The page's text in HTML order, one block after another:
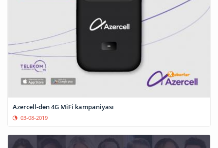
Azercell-dən 4G MiFi kampaniyası
03-08-2019